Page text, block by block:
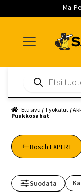
Ma-
navigointiin
sisältöön
pääsisältöön
search
Etusivu /Työkalut /
Puukkosahat
Bosch EXPERT
Suodata